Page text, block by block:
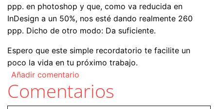
ppp. en photoshop y que, como va reducida en
InDesign a un 50%, nos esté dando realmente 260
ppp. Dicho de otro modo: Da suficiente.
Espero que este simple recordatorio te facilite un
poco la vida en tu próximo trabajo.
Añadir comentario
Comentarios